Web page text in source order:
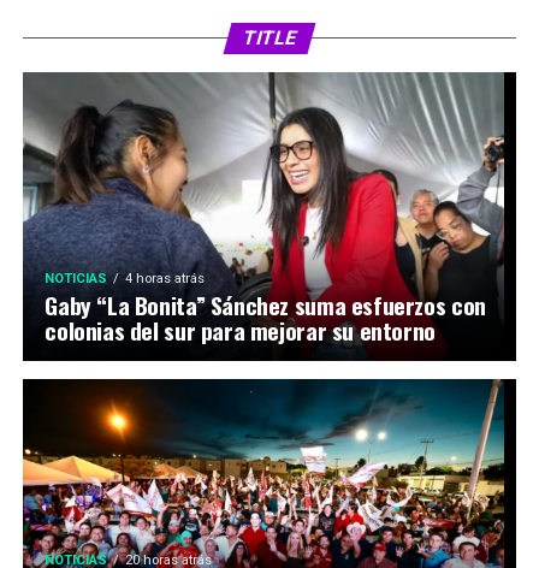
TITLE
NOTICIAS 4 horas atrás
Gaby “La Bonita” Sánchez suma esfuerzos con
colonias del sur para mejorar su entorno
NOTICIAS 20 horas atrás